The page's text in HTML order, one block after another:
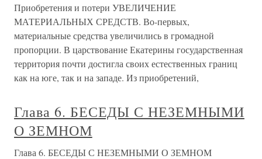
Приобретения и потери УВЕЛИЧЕНИЕ
МАТЕРИАЛЬНЫХ СРЕДСТВ. Во-первых,
материальные средства увеличились в громадной
пропорции. В царствование Екатерины государственная
территория почти достигла своих естественных границ
как на юге, так и на западе. Из приобретений,
Глава 6. БЕСЕДЫ С НЕЗЕМНЫМИ
О ЗЕМНОМ
Глава 6. БЕСЕДЫ С НЕЗЕМНЫМИ О ЗЕМНОМ